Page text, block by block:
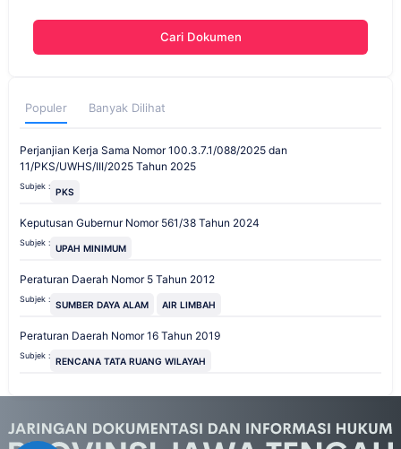
Cari Dokumen
Populer Banyak Dilihat
Perjanjian Kerja Sama Nomor 100.3.7.1/088/2025 dan
11/PKS/UWHS/III/2025 Tahun 2025
Subjek : PKS
Keputusan Gubernur Nomor 561/38 Tahun 2024
Subjek : UPAH MINIMUM
Peraturan Daerah Nomor 5 Tahun 2012
Subjek : SUMBER DAYA ALAM AIR LIMBAH
Peraturan Daerah Nomor 16 Tahun 2019
Subjek : RENCANA TATA RUANG WILAYAH